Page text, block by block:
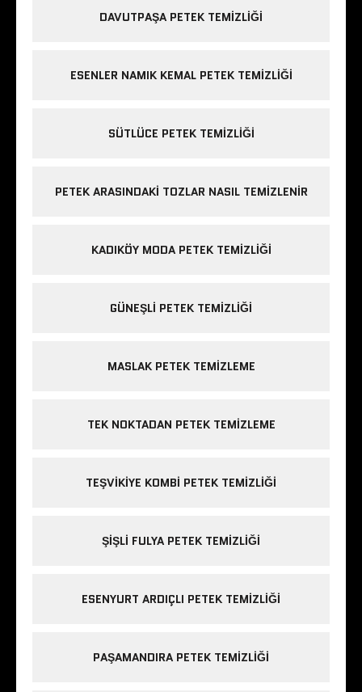
DAVUTPAŞA PETEK TEMIZLIĞI
ESENLER NAMIK KEMAL PETEK TEMIZLIĞI
SÜTLÜCE PETEK TEMIZLIĞI
PETEK ARASINDAKI TOZLAR NASIL TEMIZLENIR
KADIKÖY MODA PETEK TEMIZLIĞI
GÜNEŞLI PETEK TEMIZLIĞI
MASLAK PETEK TEMIZLEME
TEK NOKTADAN PETEK TEMIZLEME
TEŞVIKIYE KOMBI PETEK TEMIZLIĞI
ŞIŞLI FULYA PETEK TEMIZLIĞI
ESENYURT ARDIÇLI PETEK TEMIZLIĞI
PAŞAMANDIRA PETEK TEMIZLIĞI